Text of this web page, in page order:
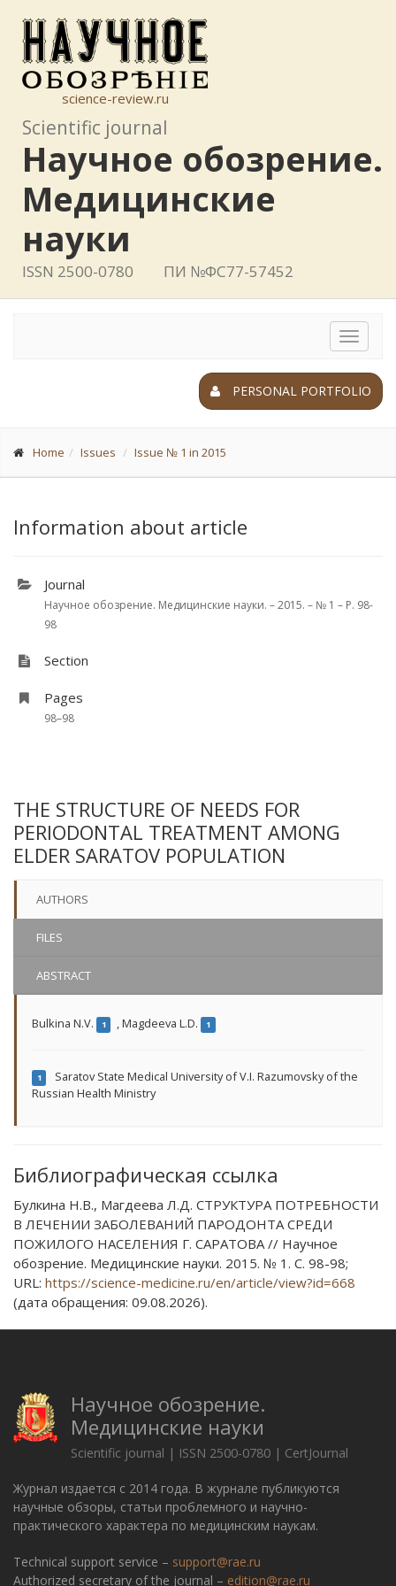
science-review.ru
Scientific journal
Научное обозрение.
Медицинские
науки
ISSN 2500-0780 ПИ №ФС77-57452
Toggle
PERSONAL PORTFOLIO
Home Issues Issue № 1 in 2015
Information about article
Journal
Научное обозрение. Медицинские науки. – 2015. – № 1 – P. 98-
98
Section
Pages
98–98
THE STRUCTURE OF NEEDS FOR
PERIODONTAL TREATMENT AMONG
ELDER SARATOV POPULATION
AUTHORS
FILES
ABSTRACT
Bulkina N.V. 1 ,Magdeeva L.D. 1
1
Saratov State Medical University of V.I. Razumovsky of the
Russian Health Ministry
Библиографическая ссылка
Булкина Н.В., Магдеева Л.Д. СТРУКТУРА ПОТРЕБНОСТИ
В ЛЕЧЕНИИ ЗАБОЛЕВАНИЙ ПАРОДОНТА СРЕДИ
ПОЖИЛОГО НАСЕЛЕНИЯ Г. САРАТОВА // Научное
обозрение. Медицинские науки. 2015. № 1. С. 98-98;
URL: https://science-medicine.ru/en/article/view?id=668
(дата обращения: 09.08.2026).
Научное обозрение.
Медицинские науки
Scientific journal | ISSN 2500-0780 | CertJournal
Журнал издается с 2014 года. В журнале публикуются
научные обзоры, статьи проблемного и научно-
практического характера по медицинским наукам.
Technical support service – support@rae.ru
Authorized secretary of the journal – edition@rae.ru